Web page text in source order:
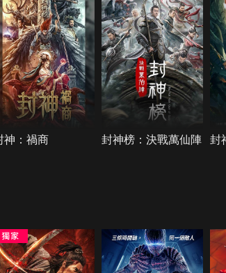
神：禍商 封神榜：決戰萬仙陣 封